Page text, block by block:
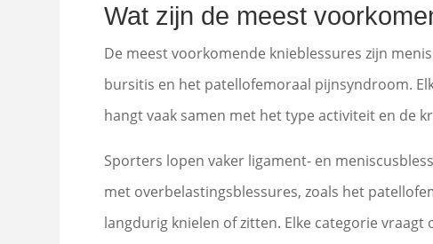
Wat zijn de meest
De meest voorkomende knieblessures zijn
bursitis en het patellofemoraal pijnsyndroom.
hangt vaak samen met het type activiteit en de
Sporters lopen vaker ligament- en
met overbelastingsblessures, zoals het
langdurig knielen of zitten. Elke categorie vraagt